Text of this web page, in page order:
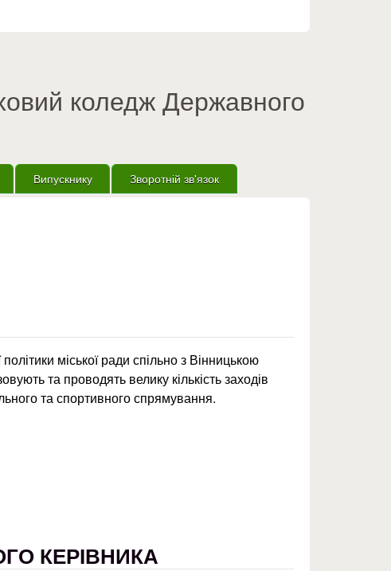
коледж Державного
Випускнику Зворотній зв'язок
міської ради спільно з Вінницькою
та проводять велику кількість заходів
та спортивного спрямування.
КЕРІВНИКА